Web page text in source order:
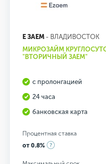
Е ЗАЕМ - ВЛАДИВОСТОК
МИКРОЗАЙМ
"ВТОРИЧНЫЙ ЗАЕМ"
с пролонгацией
24 часа
банковская карта
Процентная ставка
от 0.8%